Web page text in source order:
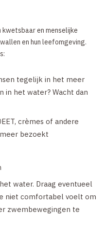
en menselijke
en hun leefomgeving.
tegelijk in het meer
in het water? Wacht dan
crèmes of andere
bezoekt
water. Draag eventueel
niet comfortabel voelt om
zwembewegingen te